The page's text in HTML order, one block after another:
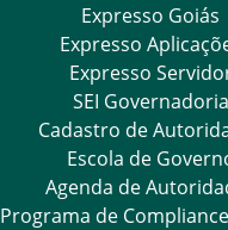
Expresso Goiás
Expresso
Expresso
SEI Governadoria
Cadastro de
Escola de
Agenda de
Programa de